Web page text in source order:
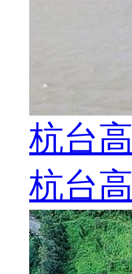
杭台
杭台